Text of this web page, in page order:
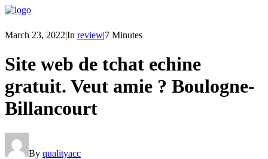
March 23, 2022|In review|7 Minutes
Site web de tchat echine
gratuit. Veut amie ? Boulogne-
Billancourt
By qualityacc